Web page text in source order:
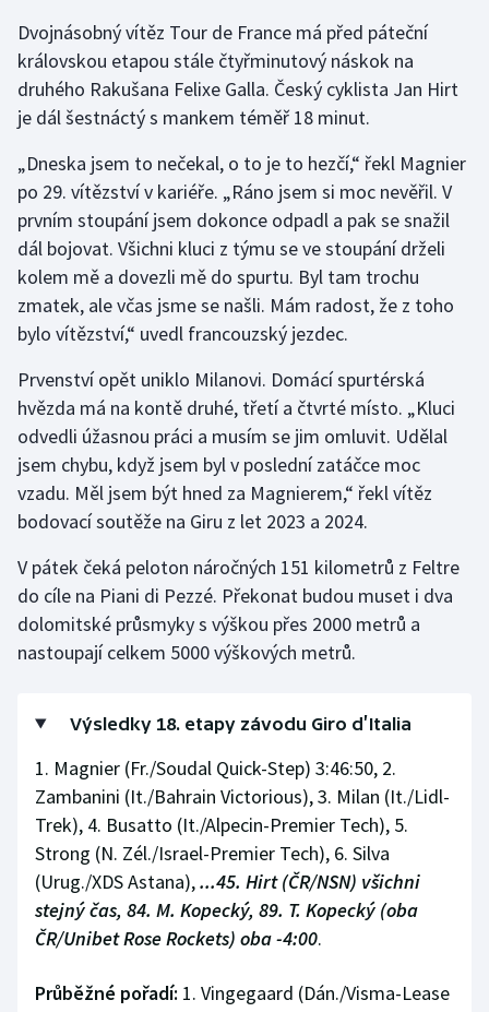
Lezení
Lyže a snowboard
Moderní pětiboj
Motorsport
Olympijské hry
Parasport
Plavání
Plážový volejbal
Ragby
Rychlobruslení
Rychlostní kanoistika
Short track
Triatlon
Veslování
Vodní slalom
Volejbal
Ostatní
Dvojnásobný vítěz Tour de France má před páteční
královskou etapou stále čtyřminutový náskok na
druhého Rakušana Felixe Galla. Český cyklista Jan Hirt
je dál šestnáctý s mankem téměř 18 minut.
„Dneska jsem to nečekal, o to je to hezčí,“ řekl Magnier
po 29. vítězství v kariéře. „Ráno jsem si moc nevěřil. V
prvním stoupání jsem dokonce odpadl a pak se snažil
dál bojovat. Všichni kluci z týmu se ve stoupání drželi
kolem mě a dovezli mě do spurtu. Byl tam trochu
zmatek, ale včas jsme se našli. Mám radost, že z toho
bylo vítězství,“ uvedl francouzský jezdec.
Prvenství opět uniklo Milanovi. Domácí spurtérská
hvězda má na kontě druhé, třetí a čtvrté místo. „Kluci
odvedli úžasnou práci a musím se jim omluvit. Udělal
jsem chybu, když jsem byl v poslední zatáčce moc
vzadu. Měl jsem být hned za Magnierem,“ řekl vítěz
bodovací soutěže na Giru z let 2023 a 2024.
V pátek čeká peloton náročných 151 kilometrů z Feltre
do cíle na Piani di Pezzé. Překonat budou muset i dva
dolomitské průsmyky s výškou přes 2000 metrů a
nastoupají celkem 5000 výškových metrů.
Výsledky 18. etapy závodu Giro d’Italia
1. Magnier (Fr./Soudal Quick-Step) 3:46:50, 2.
Zambanini (It./Bahrain Victorious), 3. Milan (It./Lidl-
Trek), 4. Busatto (It./Alpecin-Premier Tech), 5.
Strong (N. Zél./Israel-Premier Tech), 6. Silva
(Urug./XDS Astana),...45. Hirt (ČR/NSN) všichni
stejný čas, 84. M. Kopecký, 89. T. Kopecký (oba
ČR/Unibet Rose Rockets) oba -4:00.
Průběžné pořadí: 1. Vingegaard (Dán./Visma-Lease